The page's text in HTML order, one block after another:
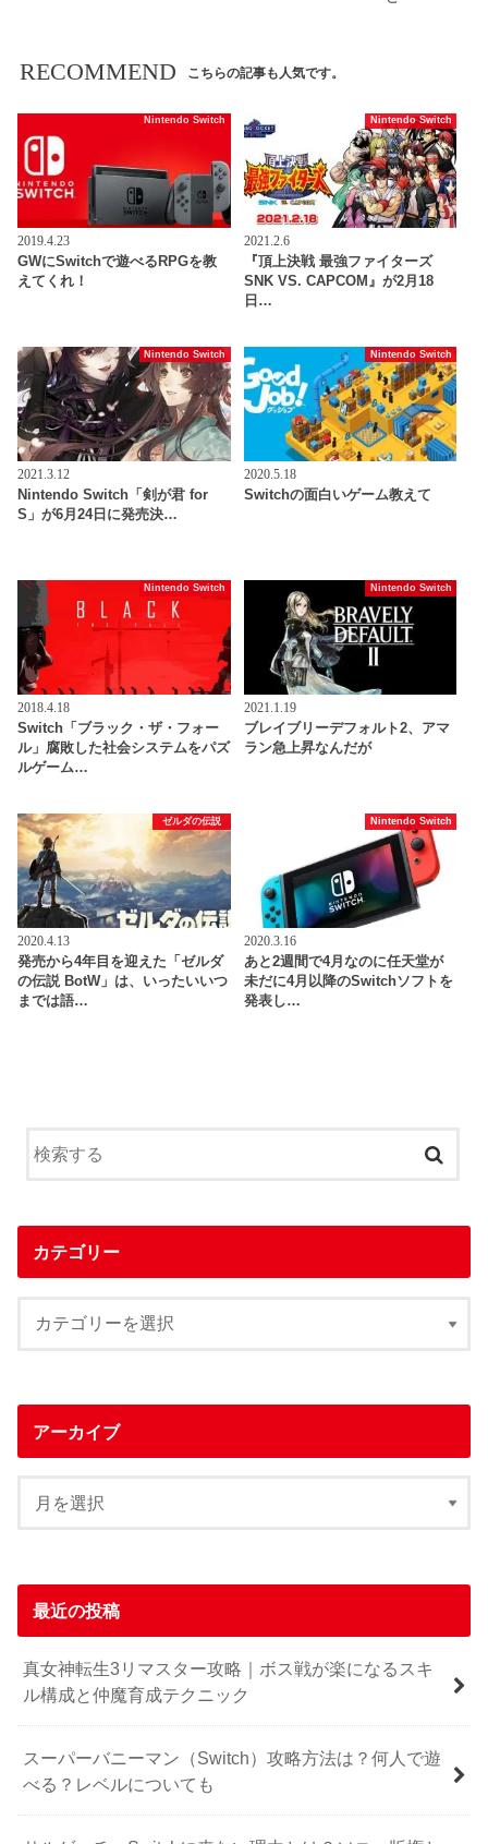
RECOMMEND こちらの記事も人気です。
Nintendo Switch
2019.4.23
GWにSwitchで遊べるRPGを教
えてくれ！
Nintendo Switch
2021.2.6
『頂上決戦 最強ファイターズ
SNK VS. CAPCOM』が2月18
日…
Nintendo Switch
2021.3.12
Nintendo Switch「剣が君 for
S」が6月24日に発売決…
Nintendo Switch
2020.5.18
Switchの面白いゲーム教えて
Nintendo Switch
2018.4.18
Switch「ブラック・ザ・フォー
ル」腐敗した社会システムをパズ
ルゲーム…
Nintendo Switch
2021.1.19
ブレイブリーデフォルト2、アマ
ラン急上昇なんだが
ゼルダの伝説
2020.4.13
発売から4年目を迎えた「ゼルダ
の伝説 BotW」は、いったいいつ
までは語…
Nintendo Switch
2020.3.16
あと2週間で4月なのに任天堂が
未だに4月以降のSwitchソフトを
発表し…
カテゴリー
アーカイブ
最近の投稿
真女神転生3リマスター攻略｜ボス戦が楽になるスキ
ル構成と仲魔育成テクニック
スーパーバニーマン（Switch）攻略方法は？何人で遊
べる？レベルについても